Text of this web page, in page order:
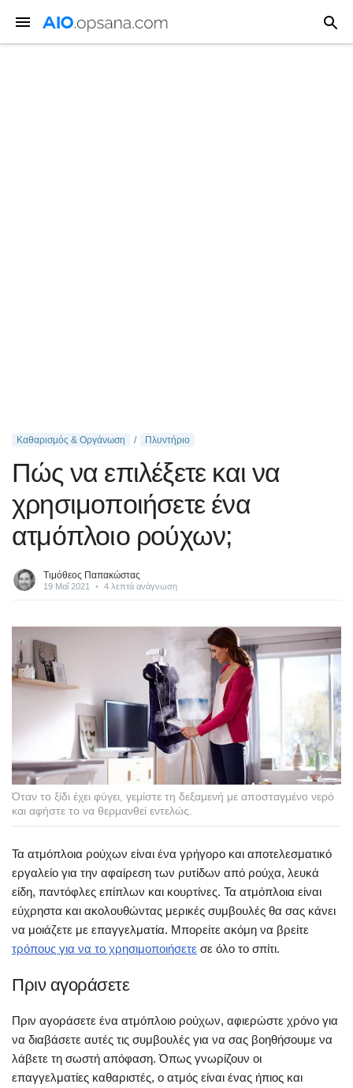
Καθαρισμός & Οργάνωση Πλυντήριο
Πώς να επιλέξετε και να
χρησιμοποιήσετε ένα
ατμόπλοιο ρούχων;
Τιμόθεος Παπακώστας
19 Μαΐ 2021 • 4 λεπτά ανάγνωση
Όταν το ξίδι έχει φύγει, γεμίστε τη δεξαμενή με αποσταγμένο νερό
και αφήστε το να θερμανθεί εντελώς.
Τα ατμόπλοια ρούχων είναι ένα γρήγορο και αποτελεσματικό
εργαλείο για την αφαίρεση των ρυτίδων από ρούχα, λευκά
είδη, παντόφλες επίπλων και κουρτίνες. Τα ατμόπλοια είναι
εύχρηστα και ακολουθώντας μερικές συμβουλές θα σας κάνει
να μοιάζετε με επαγγελματία. Μπορείτε ακόμη να βρείτε
τρόπους για να το χρησιμοποιήσετε σε όλο το σπίτι.
Πριν αγοράσετε
Πριν αγοράσετε ένα ατμόπλοιο ρούχων, αφιερώστε χρόνο για
να διαβάσετε αυτές τις συμβουλές για να σας βοηθήσουμε να
λάβετε τη σωστή απόφαση. Όπως γνωρίζουν οι
επαγγελματίες καθαριστές, ο ατμός είναι ένας ήπιος και